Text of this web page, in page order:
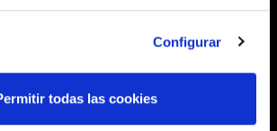
Configurar
todas las cookies
13 48009 BILBO
Tel:944 03 77 00